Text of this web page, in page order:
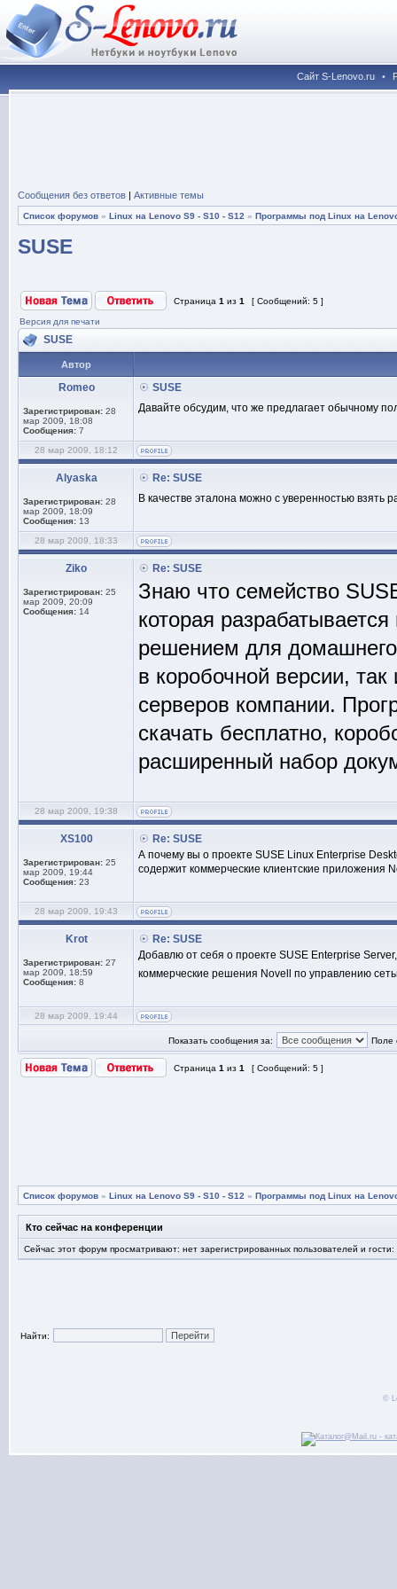
Сайт S-Lenovo.ru •
Сообщения без ответов | Активные темы
Список форумов » Linux на Lenovo S9 - S10 - S12 » Программы под Linux на
SUSE
Страница 1 из 1 [ Сообщений: 5 ]
Версия для печати
SUSE
Автор
Romeo
Зарегистрирован: 28
мар 2009, 18:08
Сообщения: 7
SUSE
Давайте обсудим, что же предлагает обычному
28 мар 2009, 18:12
Alyaska
Зарегистрирован: 28
мар 2009, 18:09
Сообщения: 13
Re: SUSE
В качестве эталона можно с уверенностью
28 мар 2009, 18:33
Ziko
Зарегистрирован: 25
мар 2009, 20:09
Сообщения: 14
Re: SUSE
Знаю что семейство
которая
решением для домашнего
в коробочной версии,
серверов компании.
скачать бесплатно,
расширенный набор
28 мар 2009, 19:38
XS100
Зарегистрирован: 25
мар 2009, 19:44
Сообщения: 23
Re: SUSE
А почему вы о проекте SUSE Linux Enterprise
содержит коммерческие клиентские приложения
28 мар 2009, 19:43
Krot
Зарегистрирован: 27
мар 2009, 18:59
Сообщения: 8
Re: SUSE
Добавлю от себя о проекте SUSE Enterprise
коммерческие решения Novell по управлению
28 мар 2009, 19:44
Показать сообщения за: Поле
Страница 1 из 1 [ Сообщений: 5 ]
Список форумов » Linux на Lenovo S9 - S10 - S12 » Программы под Linux на
Кто сейчас на конференции
Сейчас этот форум просматривают: нет зарегистрированных пользователей и гости:
Найти:
©